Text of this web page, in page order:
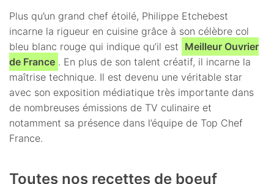
Plus qu’un grand chef étoilé, Philippe Etchebest
incarne la rigueur en cuisine grâce à son célèbre col
bleu blanc rouge qui indique qu’il est Meilleur Ouvrier
de France . En plus de son talent créatif, il incarne la
maîtrise technique. Il est devenu une véritable star
avec son exposition médiatique très importante dans
de nombreuses émissions de TV culinaire et
notamment sa présence dans l’équipe de Top Chef
France.
Toutes nos recettes de boeuf